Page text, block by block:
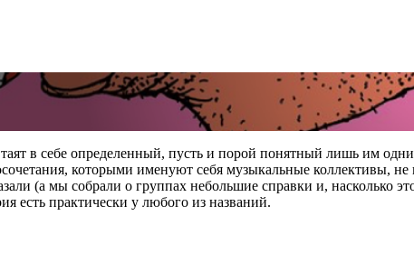
в себе определенный, пусть и порой понятный лишь им
которыми именуют себя музыкальные коллективы,
(а мы собрали о группах небольшие справки и, насколько
есть практически у любого из названий.